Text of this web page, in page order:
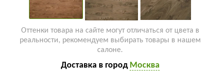
Оттенки товара на сайте могут отличаться от цвета в
реальности, рекомендуем выбирать товары в нашем
салоне.
Доставка в город Москва